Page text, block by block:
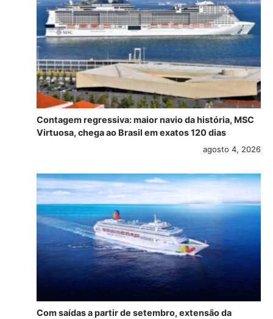
Contagem regressiva: maior navio da história, MSC
Virtuosa, chega ao Brasil em exatos 120 dias
agosto 4, 2026
Com saídas a partir de setembro, extensão da